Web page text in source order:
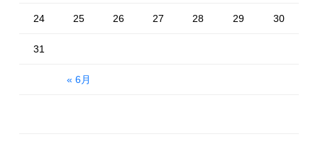
« 6月
24 25 26 27 28 29 30
31